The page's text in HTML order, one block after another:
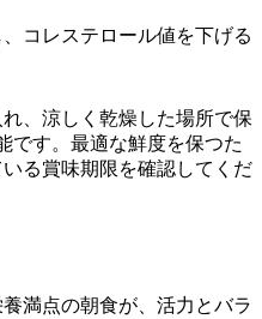
コレステロール値を下げる
、涼しく乾燥した場所で保
です。最適な鮮度を保つた
る賞味期限を確認してくだ
満点の朝食が、活力とバラ